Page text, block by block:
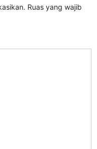
Ruas yang wajib